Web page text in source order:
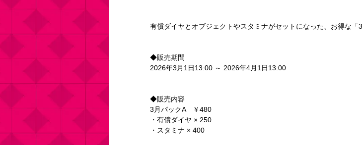
有償ダイヤとオブジェクトやスタミナがセットになった、お得な「
◆販売期間
2026年3月1日13:00 ～ 2026年4月1日13:00
◆販売内容
3月パックA　￥480
・有償ダイヤ × 250
・スタミナ × 400